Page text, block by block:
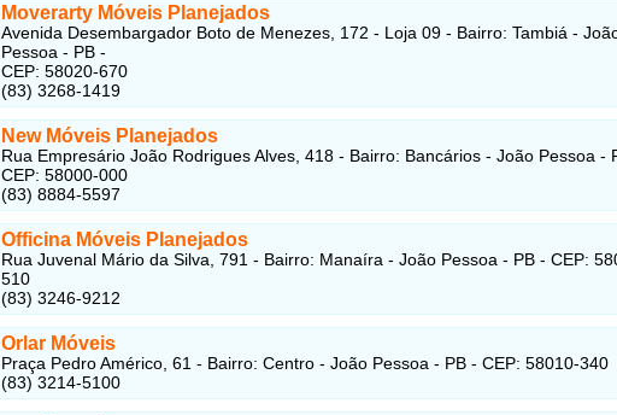
Moverarty Móveis Planejados
Avenida Desembargador Boto de Menezes, 172 - Loja 09 - Bairro: Tambiá -
Pessoa - PB -
CEP: 58020-670
(83) 3268-1419
New Móveis Planejados
Rua Empresário João Rodrigues Alves, 418 - Bairro: Bancários - João Pessoa -
CEP: 58000-000
(83) 8884-5597
Officina Móveis Planejados
Rua Juvenal Mário da Silva, 791 - Bairro: Manaíra - João Pessoa - PB - CEP:
510
(83) 3246-9212
Orlar Móveis
Praça Pedro Américo, 61 - Bairro: Centro - João Pessoa - PB - CEP: 58010-340
(83) 3214-5100